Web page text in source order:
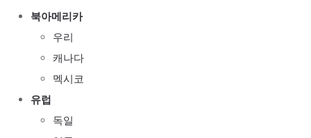
북아메리카
우리
캐나다
멕시코
유럽
독일